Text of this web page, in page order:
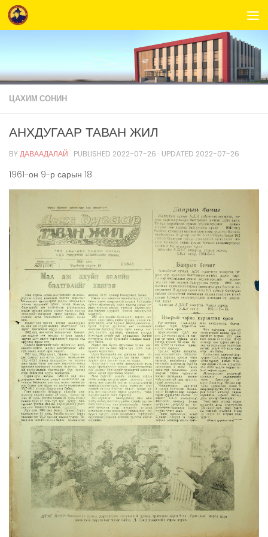
Skip to content
ЦАХИМ СОНИН
АНХДУГААР ТАВАН ЖИЛ
BYДАВААДАЛАЙ · PUBLISHED 2022-07-26 · UPDATED 2022-07-26
1961-он 9-р сарын 18